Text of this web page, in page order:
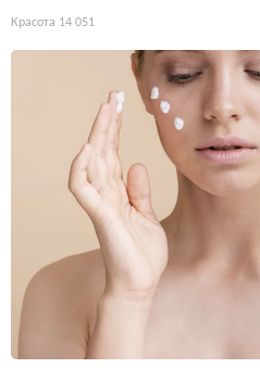
Красота 14 051